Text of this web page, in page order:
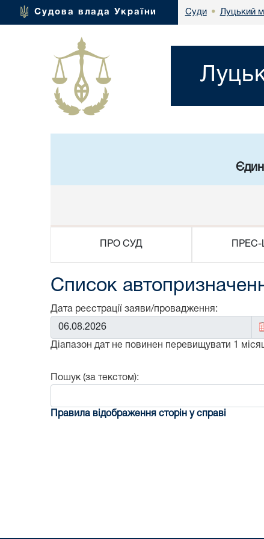
Судова влада України Суди • Луцький
ПРО СУД
Список
Дата реєстрації заяви/провадження:
Від:
Діапазон дат не повинен перевищувати 1
Пошук (за текстом):
Правила відображення сторін у справі